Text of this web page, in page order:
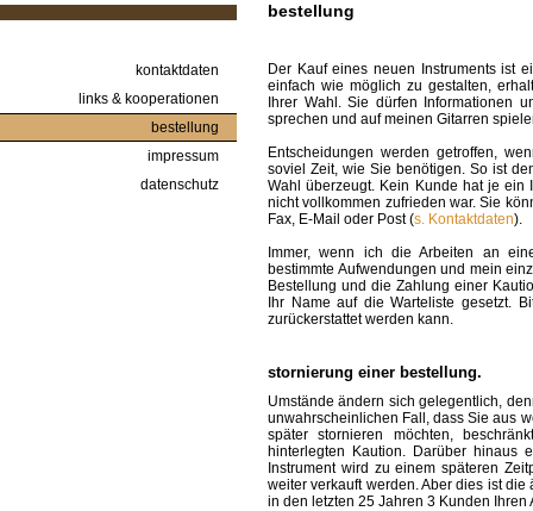
bestellung
Der Kauf eines neuen Instruments ist
einfach wie möglich zu gestalten,
Ihrer Wahl. Sie dürfen Informationen
sprechen und auf meinen Gitarren
Entscheidungen werden getroffen,
soviel Zeit, wie Sie benötigen. So ist
Wahl überzeugt. Kein Kunde hat je ein
nicht vollkommen zufrieden war. Sie
Fax, E-Mail oder Post (s. Kontaktdaten).
Immer, wenn ich die Arbeiten an
bestimmte Aufwendungen und mein
Bestellung und die Zahlung einer
Ihr Name auf die Warteliste gesetzt.
zurückerstattet werden kann.
stornierung einer bestellung.
Umstände ändern sich gelegentlich,
unwahrscheinlichen Fall, dass Sie aus
später stornieren möchten,
hinterlegten Kaution. Darüber hinaus
Instrument wird zu einem späteren
weiter verkauft werden. Aber dies ist
in den letzten 25 Jahren 3 Kunden Ihren
kontaktdaten
links & kooperationen
bestellung
impressum
datenschutz